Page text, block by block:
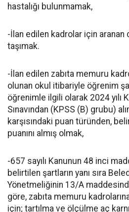
hastalığı bulunmamak,
-İlan edilen kadrolar için aranan
taşımak.
-İlan edilen zabıta memuru
olunan okul itibariyle öğrenim
öğrenimle ilgili olarak 2024 yılı
Sınavından (KPSS (B) grubu)
karşısındaki puan türünden,
puanını almış olmak,
-657 sayılı Kanunun 48 inci
belirtilen şartların yanı sıra
Yönetmeliğinin 13/A
göre, zabıta memuru
için; tartılma ve ölçülme aç